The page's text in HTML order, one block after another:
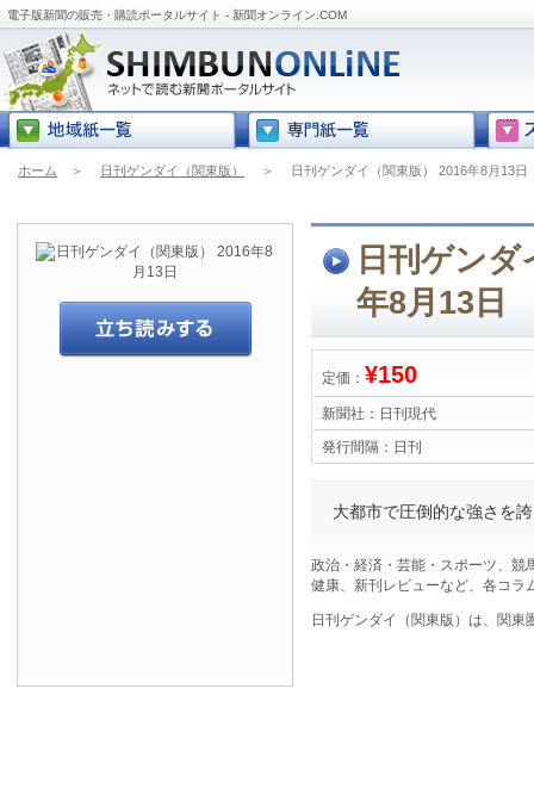
電子版新聞の販売・購読ポータルサイト - 新聞オンライン.COM
ホーム ＞ 日刊ゲンダイ（関東版） ＞ 日刊ゲンダイ（関東版） 2016年8月13日
日刊ゲン
年8月13日
定価： ¥150
新聞社： 日刊現代
発行間隔： 日刊
大都市で圧倒的な強さを
政治・経済・芸能・スポーツ、競
健康、新刊レビューなど、各コラ
日刊ゲンダイ（関東版）は、関